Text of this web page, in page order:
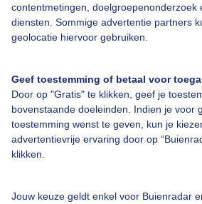
contentmetingen, doelgroepenonderzoek
diensten. Sommige advertentie partners
geolocatie hiervoor gebruiken.
Geef toestemming of betaal voor
Door op "Gratis" te klikken, geef je
bovenstaande doeleinden. Indien je voor
toestemming wenst te geven, kun je
advertentievrije ervaring door op
klikken.
Jouw keuze geldt enkel voor Buienradar
Bedrijfsgegevens
Veelgestelde vragen
Toegankelijkheid
Gebruikersvoorwaarden
Adverteren